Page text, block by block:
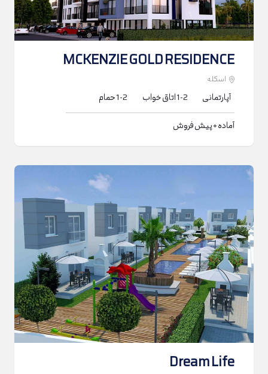
MCKENZIE GOLD RESIDENCE
اسکله
آپارتمانی 1-2اتاق خواب 1-2حمام
آماده + پیش فروش
Dream Life